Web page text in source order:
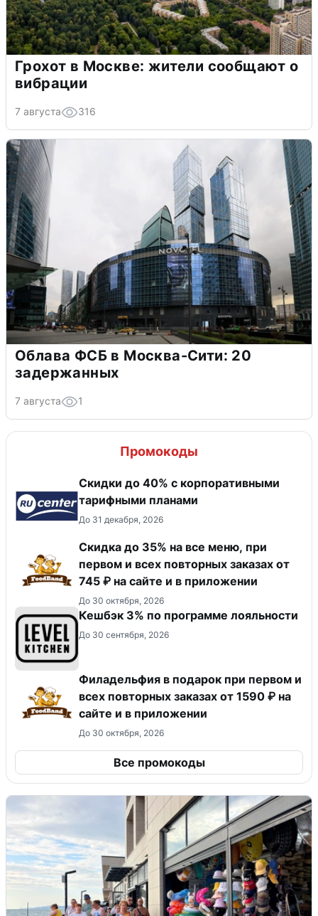
Грохот в Москве: жители сообщают о
вибрации
7 августа 316
Облава ФСБ в Москва-Сити: 20
задержанных
7 августа 1
Промокоды
Скидки до 40% с корпоративными
тарифными планами
До 31 декабря, 2026
Скидка до 35% на все меню, при
первом и всех повторных заказах от
745 ₽ на сайте и в приложении
До 30 октября, 2026
Кешбэк 3% по программе лояльности
До 30 сентября, 2026
Филадельфия в подарок при первом и
всех повторных заказах от 1590 ₽ на
сайте и в приложении
До 30 октября, 2026
Все промокоды